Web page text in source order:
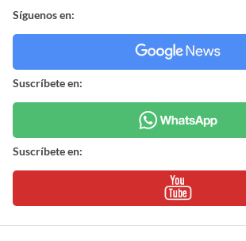
Síguenos en:
Suscríbete en:
Suscríbete en: